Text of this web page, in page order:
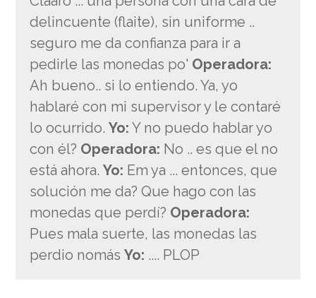
delincuente (flaite), sin uniforme ..
seguro me da confianza para ir a
pedirle las monedas po' Operadora:
Ah bueno.. si lo entiendo. Ya, yo
hablaré con mi supervisor y le contaré
lo ocurrido.Yo: Y no puedo hablar yo
con él? Operadora: No .. es que el no
está ahora.Yo: Em ya ... entonces, que
solución me da? Que hago con las
monedas que perdí? Operadora:
Pues mala suerte, las monedas las
perdio nomásYo: .... PLOP